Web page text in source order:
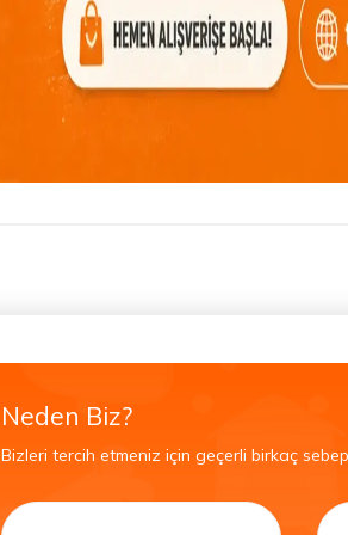
Neden Biz?
Bizleri tercih etmeniz için geçerli birkaç